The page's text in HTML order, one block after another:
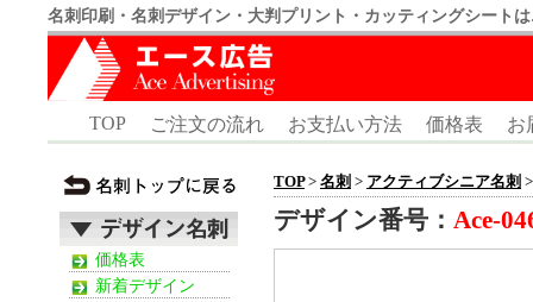
名刺印刷・名刺デザイン・大判プリント・カッティングシート
TOP ご注文の流れ お支払い方法 価格表 お
価格表
新着デザイン
TOP> 名刺 > アクティブシニア名刺
デザイン番号： Ace-